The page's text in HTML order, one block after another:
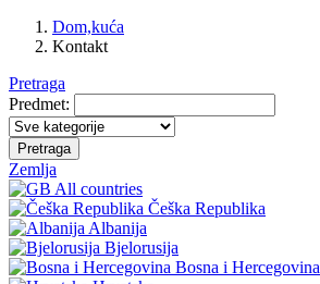
Dom,kuća
Kontakt
Pretraga
Predmet:
Pretraga
Zemlja
All countries
Češka Republika
Albanija
Bjelorusija
Bosna i Hercegovina